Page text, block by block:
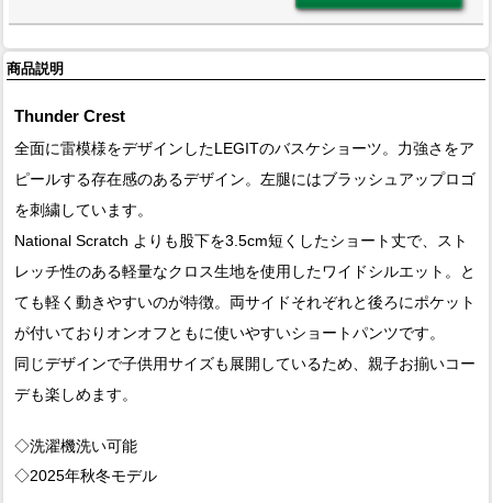
商品説明
Thunder Crest
全面に雷模様をデザインしたLEGITのバスケショーツ。力強さをア
ピールする存在感のあるデザイン。左腿にはブラッシュアップロゴ
を刺繍しています。
National Scratch よりも股下を3.5cm短くしたショート丈で、スト
レッチ性のある軽量なクロス生地を使用したワイドシルエット。と
ても軽く動きやすいのが特徴。両サイドそれぞれと後ろにポケット
が付いておりオンオフともに使いやすいショートパンツです。
同じデザインで子供用サイズも展開しているため、親子お揃いコー
デも楽しめます。
◇洗濯機洗い可能
◇2025年秋冬モデル